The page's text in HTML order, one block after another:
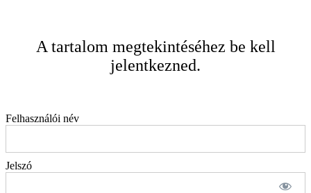
A tartalom megtekintéséhez be kell
jelentkezned.
Felhasználói név
Jelszó